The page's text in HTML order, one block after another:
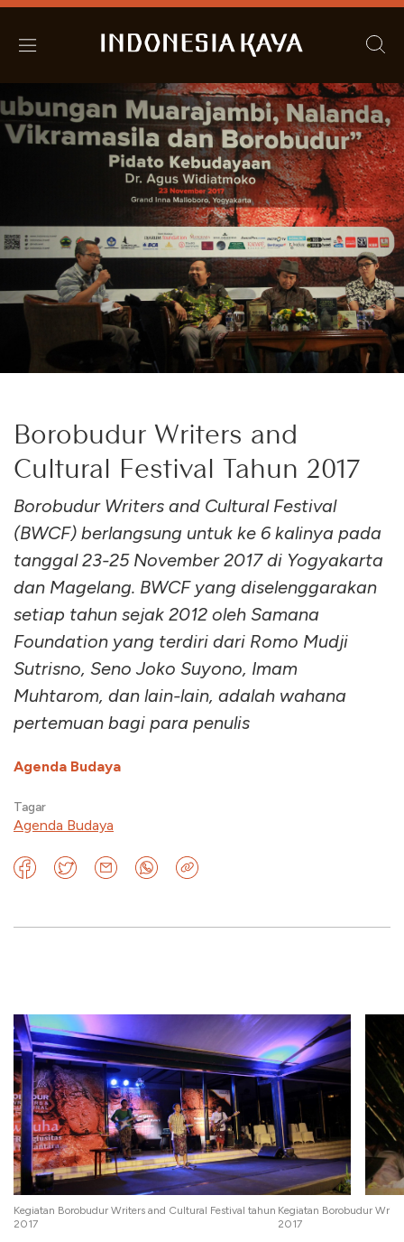
Borobudur Writers and
Cultural Festival Tahun 2017
Borobudur Writers and Cultural Festival
(BWCF) berlangsung untuk ke 6 kalinya pada
tanggal 23-25 November 2017 di Yogyakarta
dan Magelang. BWCF yang diselenggarakan
setiap tahun sejak 2012 oleh Samana
Foundation yang terdiri dari Romo Mudji
Sutrisno, Seno Joko Suyono, Imam
Muhtarom, dan lain-lain, adalah wahana
pertemuan bagi para penulis
Agenda Budaya
Tagar
Agenda Budaya
Kegiatan Borobudur Writers and Cultural Festival tahun
2017
Kegiatan Borobudur
2017